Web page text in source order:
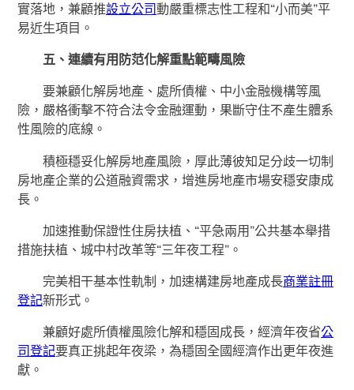
實落地，兼顧推設立公司動嚴重標志性工程和“小而美”平
易近生項目。
五、連續有用防范化解重點範疇風險
要兼顧化解房地產、處所債權、中小金融機構等風
險，嚴格衝擊不符合法令金融運動，果斷守住不產生體系
性風險的底線。
積極穩妥化解房地產風險，厚此薄彼知足分歧一切制
房地產企業的公道融資需求，增進房地產市場安穩安康成
長。
加速推動保證性住房扶植、“平急兩用”公共基本舉措
措施扶植、城中村改革等“三年夜工程”。
完美相干基本性軌制，加速構建房地產成長商業註冊
登記新形式。
兼顧好處所債權風險化解和穩固成長，經濟年夜省公
司登記要真正挑起年夜梁，為穩固全國經濟作出更年夜進
獻。